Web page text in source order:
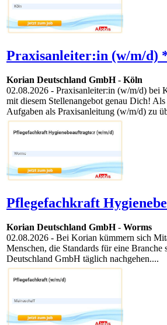
Praxisanleiter:in (w/m/d)
Korian Deutschland GmbH- Köln
02.08.2026 - Praxisanleiter:in (w/m/d) bei
mit diesem Stellenangebot genau Dich!
Aufgaben als Praxisanleitung (w/m/d) zu
Pflegefachkraft
Korian Deutschland GmbH- Worms
02.08.2026 - Bei Korian kümmern sich
Menschen, die Standards für eine
Deutschland GmbH täglich nachgehen....